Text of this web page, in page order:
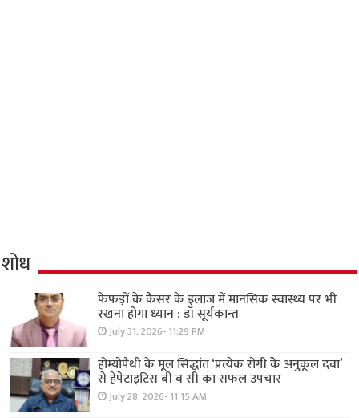
शोध
फेफड़ों के कैंसर के इलाज में मानसिक स्वास्थ्य पर भी
रखना होगा ध्यान : डॉ सूर्यकान्त
July 31, 2026- 11:29 PM
होम्योपैथी के मूल सिद्धांत ‘प्रत्येक रोगी केे अनुकूल दवा’
से हेपेटाइटिस बी व सी का सफल उपचार
July 28, 2026- 11:15 AM